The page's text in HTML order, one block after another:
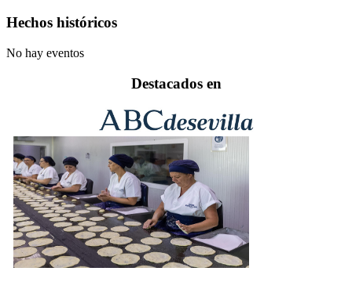
Hechos históricos
No hay eventos
Destacados en